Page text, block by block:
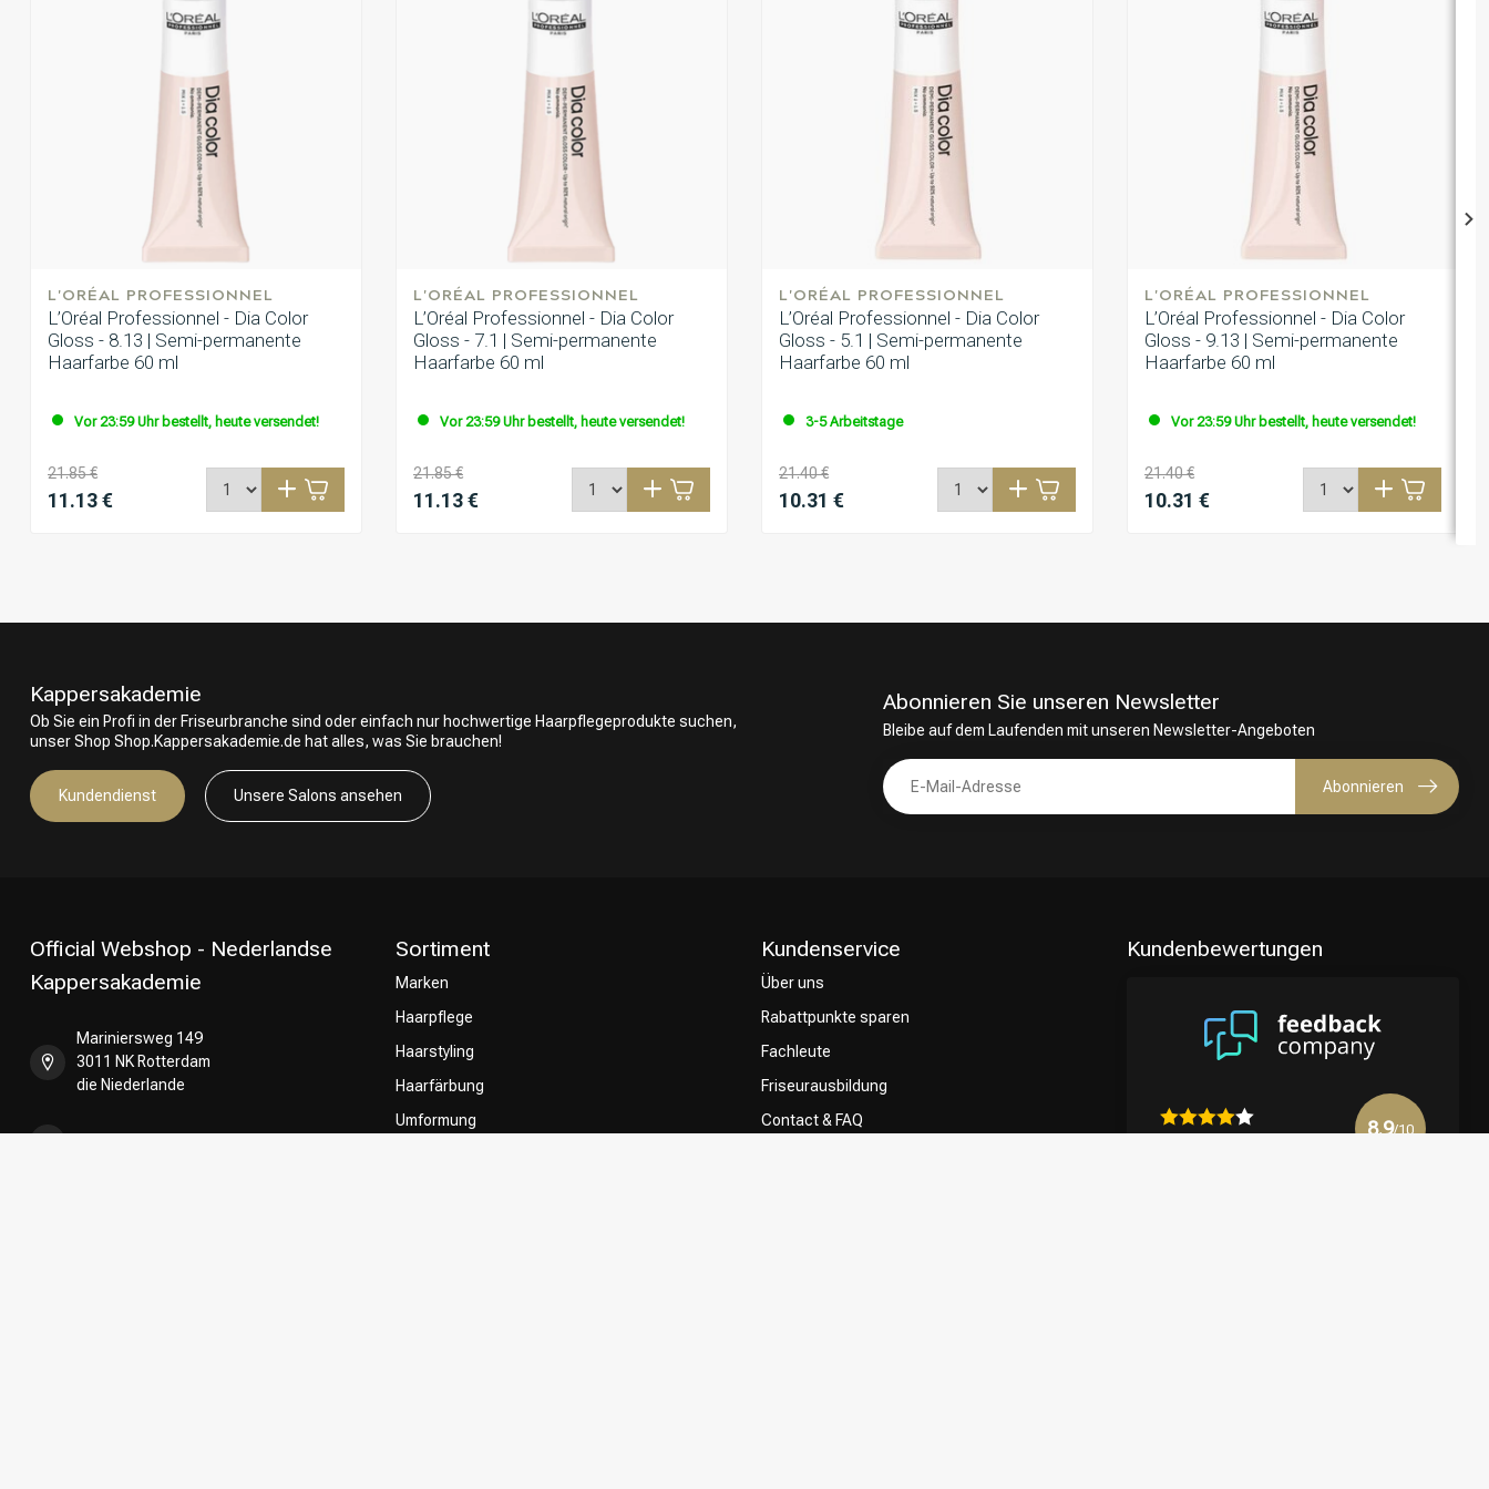
L'ORÉAL PROFESSIONNEL
L’Oréal Professionnel - Dia Color
Gloss - 8.13 | Semi-permanente
Haarfarbe 60 ml
Vor 23:59 Uhr bestellt, heute versendet!
21.85 €
11.13 €
L'ORÉAL PROFESSIONNEL
L’Oréal Professionnel - Dia Color
Gloss - 7.1 | Semi-permanente
Haarfarbe 60 ml
Vor 23:59 Uhr bestellt, heute versendet!
21.85 €
11.13 €
L'ORÉAL PROFESSIONNEL
L’Oréal Professionnel - Dia Color
Gloss - 5.1 | Semi-permanente
Haarfarbe 60 ml
3-5 Arbeitstage
21.40 €
10.31 €
L'ORÉAL PROFESSIONNEL
L’Oréal Professionnel - Dia Color
Gloss - 9.13 | Semi-permanente
Haarfarbe 60 ml
Vor 23:59 Uhr bestellt, heute versendet!
21.40 €
10.31 €
Kappersakademie
Ob Sie ein Profi in der Friseurbranche sind oder einfach nur hochwertige Haarpflegeprodukte suchen,
unser Shop Shop.Kappersakademie.de hat alles, was Sie brauchen!
Kundendienst Unsere Salons ansehen
Abonnieren Sie unseren Newsletter
Bleibe auf dem Laufenden mit unseren Newsletter-Angeboten
Abonnieren
Official Webshop - Nederlandse
Kappersakademie
Mariniersweg 149
3011 NK Rotterdam
die Niederlande
Sortiment
Marken
Haarpflege
Haarstyling
Haarfärbung
Umformung
Kundenservice
Über uns
Rabattpunkte sparen
Fachleute
Friseurausbildung
Contact & FAQ
Kundenbewertungen
8.9/10